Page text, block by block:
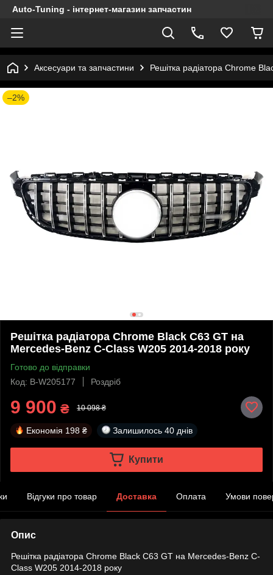
Auto-Tuning - інтернет-магазин запчастин
Аксесуари та запчастини Решітка радіатора Chrome
–2%
Решітка радіатора Chrome Black C63 GT на
Mercedes-Benz C-Class W205 2014-2018 року
Готово до відправки
Код: B-W205177
Роздріб
9 900 ₴ 10 098 ₴
Економія 198 ₴ Залишилось 40 днів
Купити
Відгуки про товар Доставка Оплата Умови
Опис
Решітка радіатора Chrome Black C63 GT на Mercedes-Benz C-
Class W205 2014-2018 року